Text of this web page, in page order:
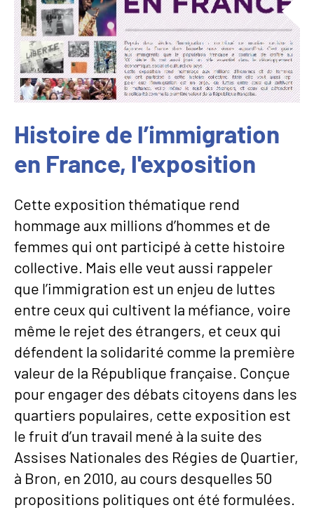
Histoire de l’immigration
en France, l'exposition
Cette exposition thématique rend
hommage aux millions d’hommes et de
femmes qui ont participé à cette histoire
collective. Mais elle veut aussi rappeler
que l’immigration est un enjeu de luttes
entre ceux qui cultivent la méfiance, voire
même le rejet des étrangers, et ceux qui
défendent la solidarité comme la première
valeur de la République française. Conçue
pour engager des débats citoyens dans les
quartiers populaires, cette exposition est
le fruit d’un travail mené à la suite des
Assises Nationales des Régies de Quartier,
à Bron, en 2010, au cours desquelles 50
propositions politiques ont été formulées.